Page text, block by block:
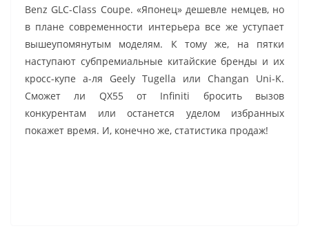
Benz GLC-Class Coupe. «Японец» дешевле немцев, но
в плане современности интерьера все же уступает
вышеупомянутым моделям. К тому же, на пятки
наступают субпремиальные китайские бренды и их
кросс-купе а-ля Geely Tugella или Changan Uni-K.
Сможет ли QX55 от Infiniti бросить вызов
конкурентам или останется уделом избранных
покажет время. И, конечно же, статистика продаж!